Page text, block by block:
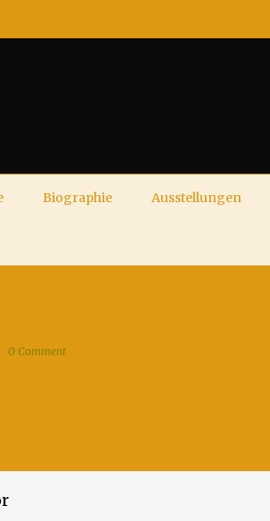
Biographie Ausstellungen
0 Comment